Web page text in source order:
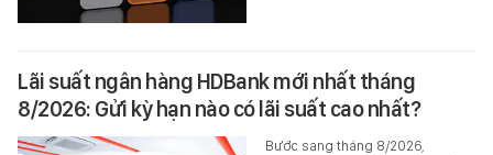
Lãi suất ngân hàng HDBank mới nhất tháng
8/2026: Gửi kỳ hạn nào có lãi suất cao nhất?
Bước sang tháng 8/2026,